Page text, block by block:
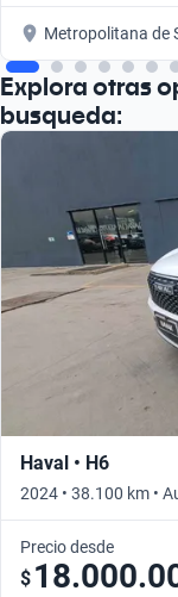
Metropolitana de
Explora otras
busqueda:
Haval • H6
2024 • 38.100 km •
Precio desde
$